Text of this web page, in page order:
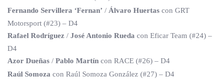
Fernando Servillera ‘Fernan’ / Álvaro Huertas con GRT
Motorsport (#23) – D4
Rafael Rodríguez / José Antonio Rueda con Eficar Team (#24) –
D4
Azor Dueñas / Pablo Martín con RACE (#26) – D4
Raúl Somoza con Raúl Somoza González (#27) – D4